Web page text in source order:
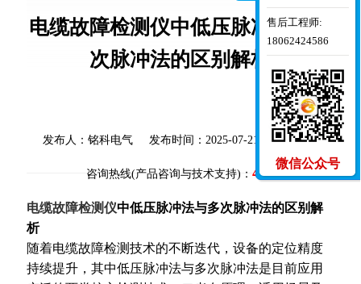
电缆故障检测仪中低压脉冲法与多
次脉冲法的区别解析
发布人：铭科电气 发布时间：2025-07-21
咨询热线(产品咨询与技术支持)： 400-627-1108
电缆故障检测仪中低压脉冲法与多次脉冲法的区别解
析
随着电缆故障检测技术的不断迭代，设备的定位精度
持续提升，其中低压脉冲法与多次脉冲法是目前应用
售后工程师:
18062424586
微信公众号